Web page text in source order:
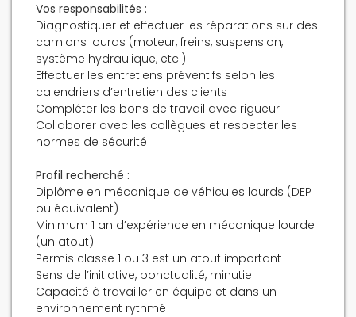
Vos responsabilités :
Diagnostiquer et effectuer les réparations sur des
camions lourds (moteur, freins, suspension,
système hydraulique, etc.)
Effectuer les entretiens préventifs selon les
calendriers d’entretien des clients
Compléter les bons de travail avec rigueur
Collaborer avec les collègues et respecter les
normes de sécurité
Profil recherché :
Diplôme en mécanique de véhicules lourds (DEP
ou équivalent)
Minimum 1 an d’expérience en mécanique lourde
(un atout)
Permis classe 1 ou 3 est un atout important
Sens de l’initiative, ponctualité, minutie
Capacité à travailler en équipe et dans un
environnement rythmé